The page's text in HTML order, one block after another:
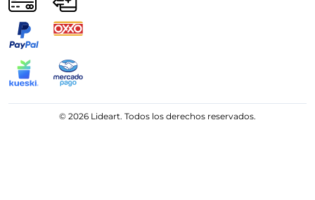
© 2026 Lideart. Todos los derechos reservados.